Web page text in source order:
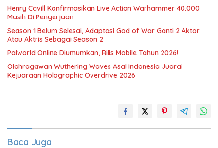
Henry Cavill Konfirmasikan Live Action Warhammer 40.000
Masih Di Pengerjaan
Season 1 Belum Selesai, Adaptasi God of War Ganti 2 Aktor
Atau Aktris Sebagai Season 2
Palworld Online Diumumkan, Rilis Mobile Tahun 2026!
Olahragawan Wuthering Waves Asal Indonesia Juarai
Kejuaraan Holographic Overdrive 2026
Baca Juga